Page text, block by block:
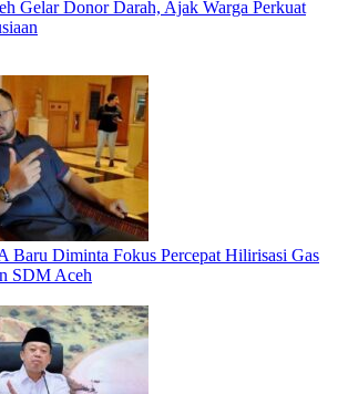
Gelar Donor Darah, Ajak Warga Perkuat
Baru Diminta Fokus Percepat Hilirisasi Gas
SDM Aceh